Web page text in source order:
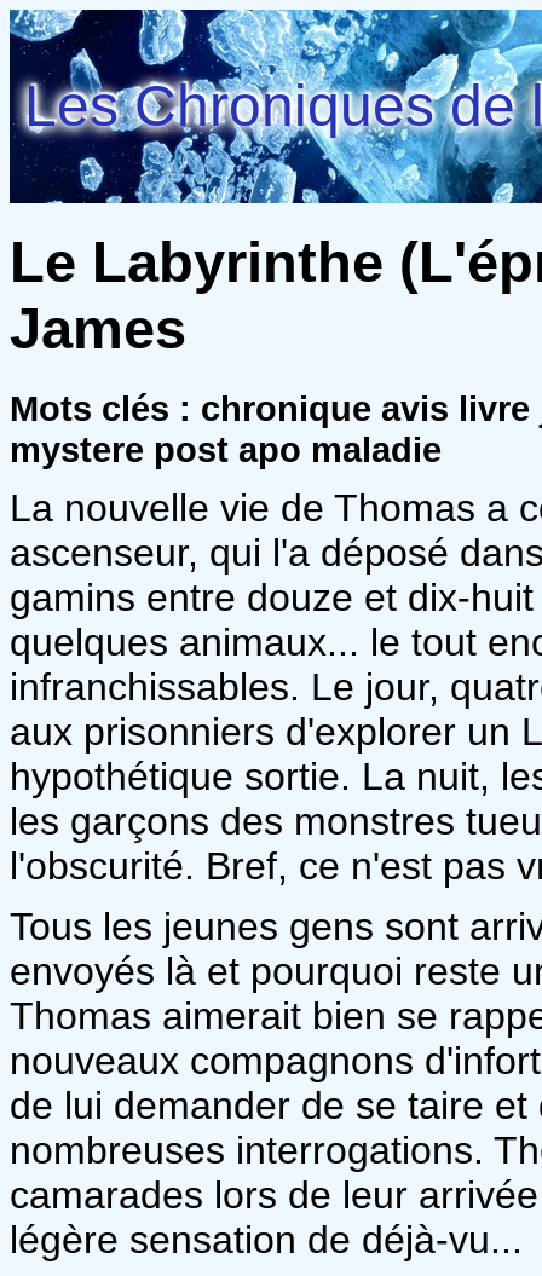
Les Chroniques de
Le Labyrinthe
James
Mots clés : chronique avis
mystere post apo maladie
La nouvelle vie de Thomas a
ascenseur, qui l'a déposé
gamins entre douze et dix-
quelques animaux... le tout
infranchissables. Le jour,
aux prisonniers d'explorer un
hypothétique sortie. La nuit,
les garçons des monstres
l'obscurité. Bref, ce n'est pas
Tous les jeunes gens sont
envoyés là et pourquoi reste
Thomas aimerait bien se
nouveaux compagnons
de lui demander de se taire
nombreuses interrogations.
camarades lors de leur
légère sensation de déjà-vu...